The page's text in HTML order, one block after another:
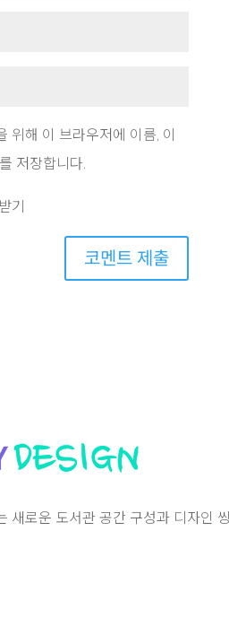
위해 이 브라우저에 이름, 이
저장합니다.
기
코멘트 제출
새로운 도서관 공간 구성과 디자인